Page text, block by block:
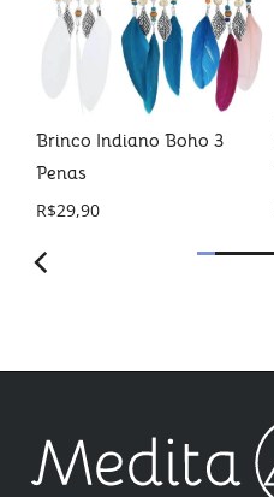
Brinco Indiano Boho 3
Penas
R$29,90